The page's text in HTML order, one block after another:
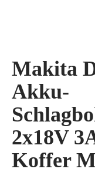
Makita
Akku-
2x18V
Koffer